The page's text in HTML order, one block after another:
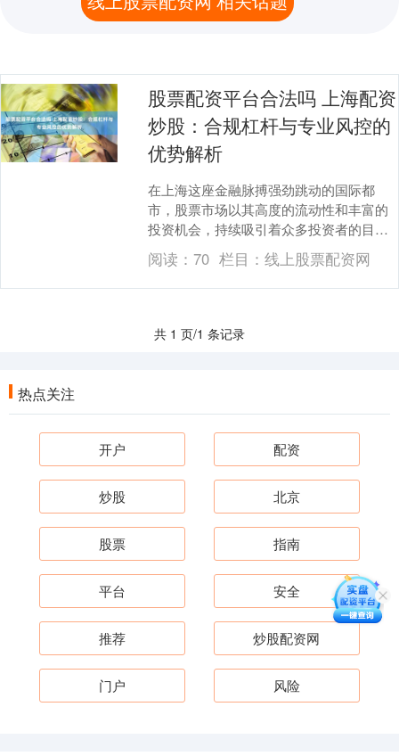
股票配资平台合法吗 上海配资
炒股：合规杠杆与专业风控的
优势解析
在上海这座金融脉搏强劲跳动的国际都
市，股票市场以其高度的流动性和丰富的
投资机会，持续吸引着众多投资者的目
光。随着市场参与度的加深股票配资平台
合法吗，一种名为“配....
阅读：70 栏目： 线上股票配资网
共 1 页/1 条记录
热点关注
开户 配资
炒股 北京
股票 指南
平台 安全
推荐 炒股配资网
门户 风险